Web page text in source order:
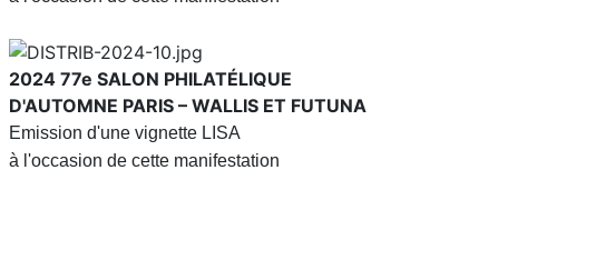
2024 77e SALON PHILATÉLIQUE
D'AUTOMNE PARIS – WALLIS ET FUTUNA
Emission d'une vignette LISA
à l'occasion de cette manifestation